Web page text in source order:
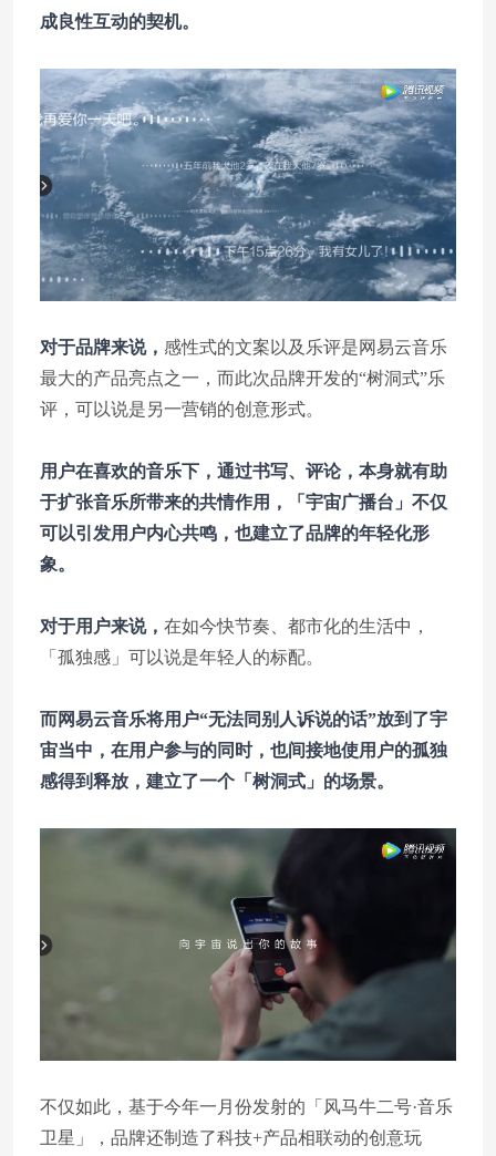
成良性互动的契机。
对于品牌来说， 感性式的文案以及乐评是网易云音乐
最大的产品亮点之一，而此次品牌开发的“树洞式”乐
评，可以说是另一营销的创意形式。
用户在喜欢的音乐下，通过书写、评论，本身就有助
于扩张音乐所带来的共情作用，「宇宙广播台」不仅
可以引发用户内心共鸣，也建立了品牌的年轻化形
象。
对于用户来说， 在如今快节奏、都市化的生活中，
「孤独感」可以说是年轻人的标配。
而网易云音乐将用户“无法同别人诉说的话”放到了宇
宙当中，在用户参与的同时，也间接地使用户的孤独
感得到释放，建立了一个「树洞式」的场景。
不仅如此，基于今年一月份发射的「风马牛二号·音乐
卫星」，品牌还制造了科技+产品相联动的创意玩